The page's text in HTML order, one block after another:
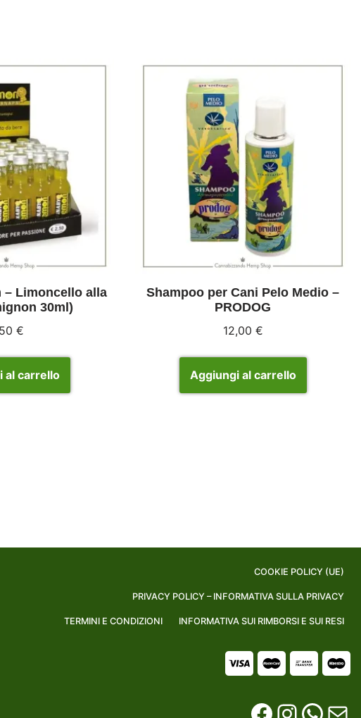
– Limoncello alla
30ml)
€
al carrello
Shampoo per Cani Pelo Medio –
PRODOG
12,00 €
Aggiungi al carrello
COOKIE POLICY (UE)
PRIVACY POLICY – INFORMATIVA SULLA PRIVACY
TERMINI E CONDIZIONI INFORMATIVA SUI RIMBORSI E SUI RESI